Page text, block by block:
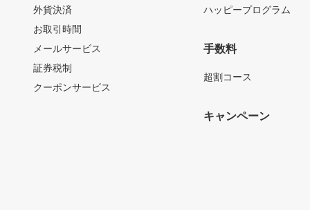
外貨決済
お取引時間
メールサービス
証券税制
クーポンサービス
ハッピープログラム
手数料
超割コース
キャンペーン